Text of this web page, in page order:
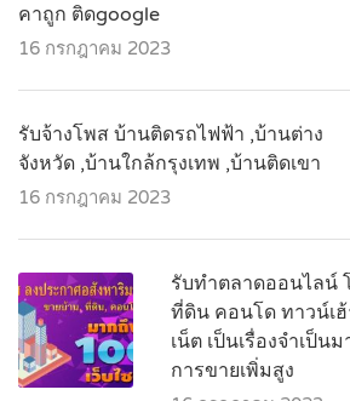
คาถูก ติดgoogle
16 กรกฎาคม 2023
รับจ้างโพส บ้านติดรถไฟฟ้า ,บ้านต่าง
จังหวัด ,บ้านใกล้กรุงเทพ ,บ้านติดเขา
16 กรกฎาคม 2023
รับทำตลาดออนไลน์
ที่ดิน คอนโด ทาวน์เ
เน็ต เป็นเรื่องจำเป็น
การขายเพิ่มสูง